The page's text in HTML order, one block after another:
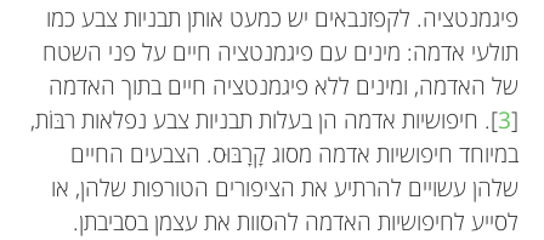
פיגמנטציה. לקפזנבאים יש כמעט אותן תבניות צבע כמו
תולעי אדמה: מינים עם פיגמנטציה חיים על פני השטח
של האדמה, ומינים ללא פיגמנטציה חיים בתוך האדמה
[
3]. חיפושיות אדמה הן בעלות תבניות צבע נפלאות רבּוֹת,
במיוחד חיפושיות אדמה מסוג קָרָבּוּס. הצבעים החיים
שלהן עשויים להרתיע את הציפורים הטורפות שלהן, או
לסייע לחיפושיות האדמה להסוות את עצמן בסביבתן.